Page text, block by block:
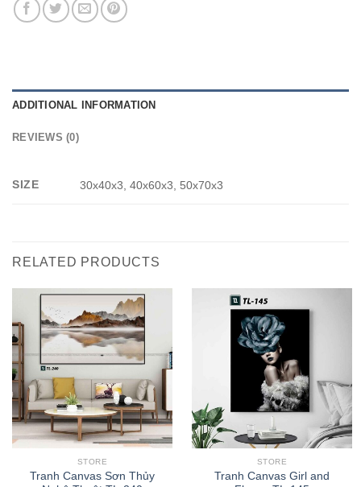
ADDITIONAL INFORMATION
REVIEWS (0)
SIZE 30x40x3, 40x60x3, 50x70x3
RELATED PRODUCTS
STORE
Tranh Canvas Sơn Thủy
STORE
Tranh Canvas Girl and